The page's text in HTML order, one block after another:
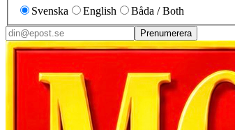
Svenska
English Båda / Both
Prenumerera